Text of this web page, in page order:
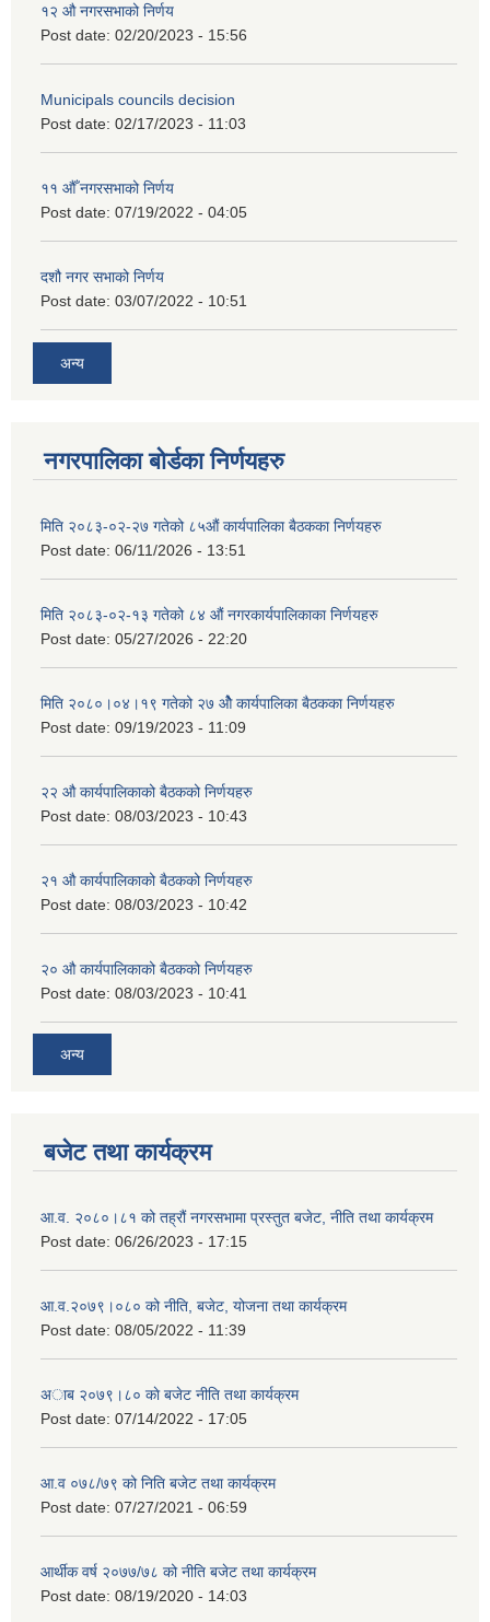
१२ औ नगरसभाको निर्णय
Post date: 02/20/2023 - 15:56
Municipals councils decision
Post date: 02/17/2023 - 11:03
११ ‌औँ नगरसभाको निर्णय
Post date: 07/19/2022 - 04:05
दशौ नगर सभाको निर्णय
Post date: 03/07/2022 - 10:51
अन्य
नगरपालिका बोर्डका निर्णयहरु
मिति २०८३-०२-२७ गतेको ८५औं कार्यपालिका बैठकका निर्णयहरु
Post date: 06/11/2026 - 13:51
मिति २०८३-०२-१३ गतेको ८४ औं नगरकार्यपालिकाका निर्णयहरु
Post date: 05/27/2026 - 22:20
मिति २०८०।०४।१९ गतेको २७ ‌‍‌ओेै कार्यपालिका बैठकका निर्णयहरु
Post date: 09/19/2023 - 11:09
२‍२ औ कार्यपालिकाको बैठकको निर्णयहरु
Post date: 08/03/2023 - 10:43
२‍१ औ कार्यपालिकाको बैठकको निर्णयहरु
Post date: 08/03/2023 - 10:42
२‍० औ कार्यपालिकाको बैठकको निर्णयहरु
Post date: 08/03/2023 - 10:41
अन्य
बजेट तथा कार्यक्रम
आ.व. २०८०।८१ को तह्रौं नगरसभामा प्रस्तुत बजेट, नीति तथा कार्यक्रम
Post date: 06/26/2023 - 17:15
आ.व.२०७९।०८० को नीति, बजेट, योजना तथा कार्यक्रम
Post date: 08/05/2022 - 11:39
अाब २०७९।८० काे बजेट नीति तथा कार्यक्रम
Post date: 07/14/2022 - 17:05
आ.व ०७८/७९ को निति बजेट तथा कार्यक्रम
Post date: 07/27/2021 - 06:59
आर्थीक वर्ष २०७७/७८ को नीति बजेट तथा कार्यक्रम
Post date: 08/19/2020 - 14:03